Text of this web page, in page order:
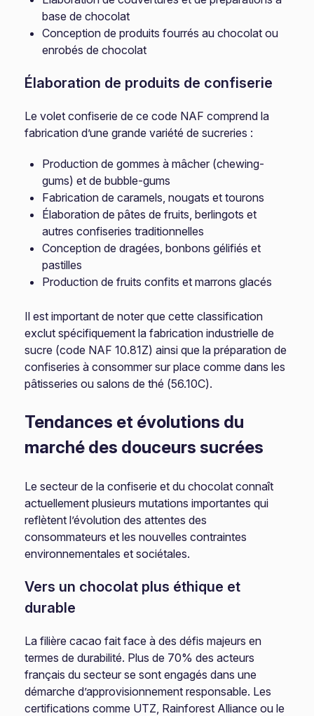
base de chocolat
Conception de produits fourrés au chocolat ou
enrobés de chocolat
Élaboration de produits de confiserie
Le volet confiserie de ce code NAF comprend la
fabrication d’une grande variété de sucreries :
Production de gommes à mâcher (chewing-
gums) et de bubble-gums
Fabrication de caramels, nougats et tourons
Élaboration de pâtes de fruits, berlingots et
autres confiseries traditionnelles
Conception de dragées, bonbons gélifiés et
pastilles
Production de fruits confits et marrons glacés
Il est important de noter que cette classification
exclut spécifiquement la fabrication industrielle de
sucre (code NAF 10.81Z) ainsi que la préparation de
confiseries à consommer sur place comme dans les
pâtisseries ou salons de thé (56.10C).
Tendances et évolutions du
marché des douceurs sucrées
Le secteur de la confiserie et du chocolat connaît
actuellement plusieurs mutations importantes qui
reflètent l’évolution des attentes des
consommateurs et les nouvelles contraintes
environnementales et sociétales.
Vers un chocolat plus éthique et
durable
La filière cacao fait face à des défis majeurs en
termes de durabilité. Plus de 70% des acteurs
français du secteur se sont engagés dans une
démarche d’approvisionnement responsable. Les
certifications comme UTZ, Rainforest Alliance ou le